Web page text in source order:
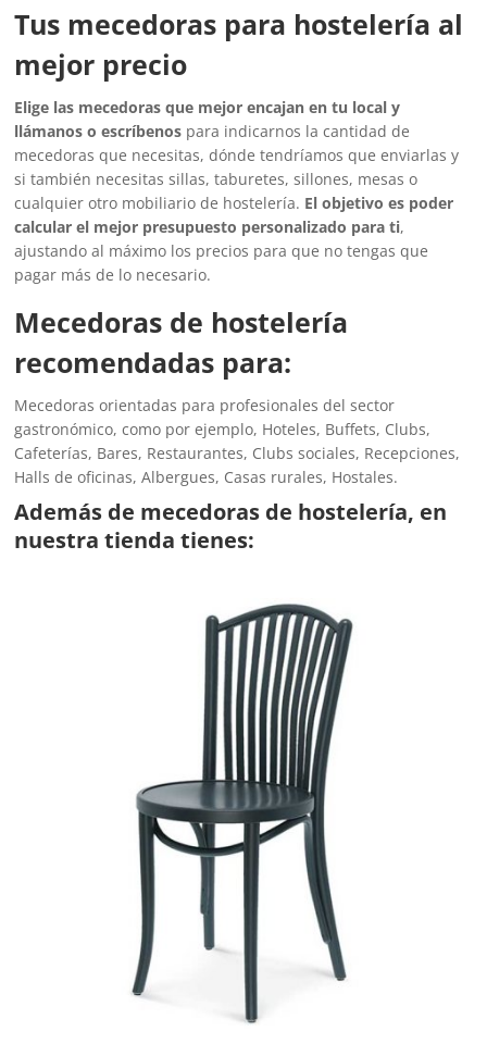
Tus mecedoras para hostelería al
mejor precio
Elige las mecedoras que mejor encajan en tu local y
llámanos o escríbenos para indicarnos la cantidad de
mecedoras que necesitas, dónde tendríamos que enviarlas y
si también necesitas sillas, taburetes, sillones, mesas o
cualquier otro mobiliario de hostelería. El objetivo es poder
calcular el mejor presupuesto personalizado para ti,
ajustando al máximo los precios para que no tengas que
pagar más de lo necesario.
Mecedoras de hostelería
recomendadas para:
Mecedoras orientadas para profesionales del sector
gastronómico, como por ejemplo, Hoteles, Buffets, Clubs,
Cafeterías, Bares, Restaurantes, Clubs sociales, Recepciones,
Halls de oficinas, Albergues, Casas rurales, Hostales.
Además de mecedoras de hostelería, en
nuestra tienda tienes: